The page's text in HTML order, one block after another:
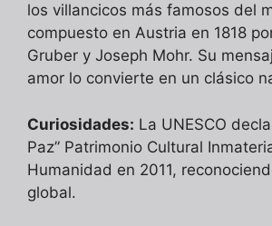
los villancicos más famosos del
compuesto en Austria en 1818
Gruber y Joseph Mohr. Su
amor lo convierte en un clásico
Curiosidades: La UNESCO
Paz” Patrimonio Cultural
Humanidad en 2011,
global.